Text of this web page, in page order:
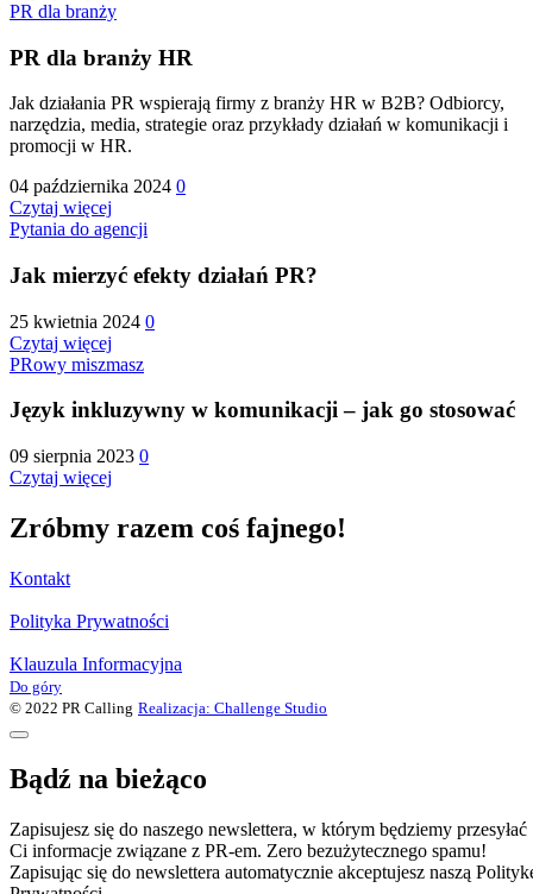
PR dla branży
PR dla branży HR
Jak działania PR wspierają firmy z branży HR w B2B? Odbiorcy,
narzędzia, media, strategie oraz przykłady działań w komunikacji i
promocji w HR.
04 października 2024 0
Czytaj więcej
Pytania do agencji
Jak mierzyć efekty działań PR?
25 kwietnia 2024 0
Czytaj więcej
PRowy miszmasz
Język inkluzywny w komunikacji – jak go stosować
09 sierpnia 2023 0
Czytaj więcej
Zróbmy razem coś fajnego!
Kontakt
Polityka Prywatności
Klauzula Informacyjna
Do góry
© 2022 PR Calling Realizacja: Challenge Studio
Bądź na bieżąco
Zapisujesz się do naszego newslettera, w którym będziemy przesyłać
Ci informacje związane z PR-em. Zero bezużytecznego spamu!
Zapisując się do newslettera automatycznie akceptujesz naszą